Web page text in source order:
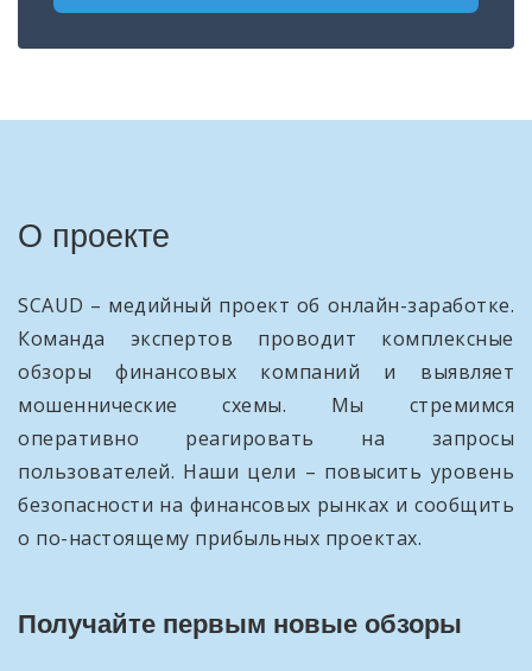
О проекте
SCAUD – медийный проект об онлайн-заработке.
Команда экспертов проводит комплексные
обзоры финансовых компаний и выявляет
мошеннические схемы. Мы стремимся
оперативно реагировать на запросы
пользователей. Наши цели – повысить уровень
безопасности на финансовых рынках и сообщить
о по-настоящему прибыльных проектах.
Получайте первым новые обзоры